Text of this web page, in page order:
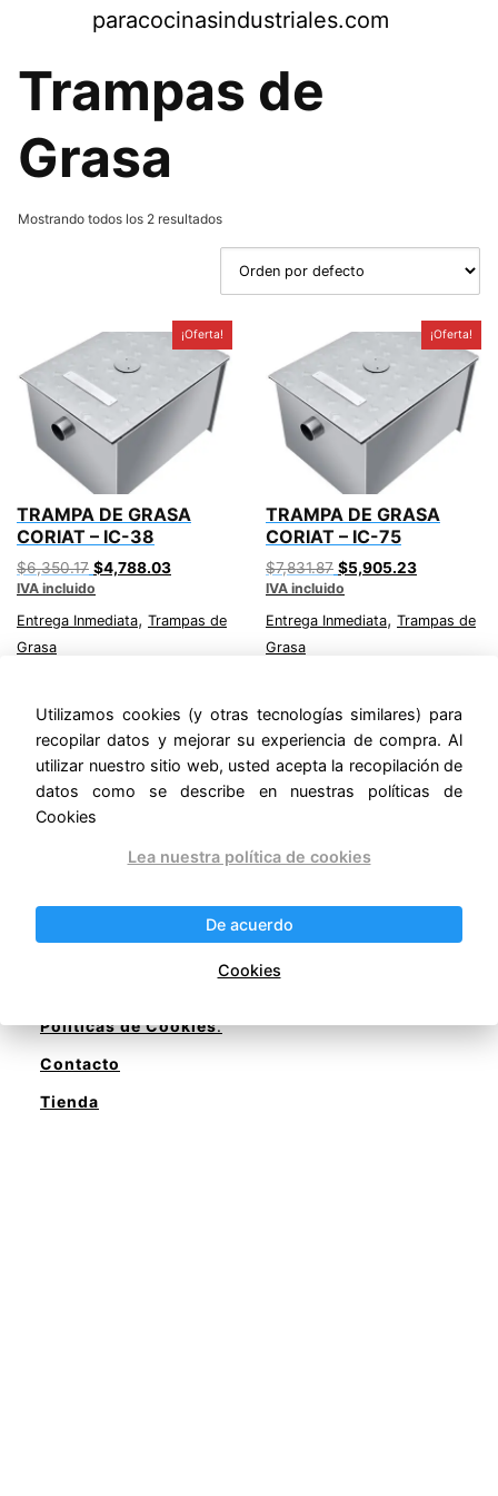
contenido
paracocinasindustriales.com
Trampas de
Grasa
Mostrando todos los 2 resultados
¡Oferta!
TRAMPA DE GRASA
CORIAT – IC-38
$6,350.17 Original
price
was:
$6,350.17.
$4,788.03Current
$4,788.03.
IVA incluido
Entrega Inmediata, Trampas de
Grasa
¡Oferta!
TRAMPA DE GRASA
CORIAT – IC-75
$7,831.87 Original
price
was:
$7,831.87.
$5,905.23Current
$5,905.23.
IVA incluido
Entrega Inmediata, Trampas de
Grasa
Buscar
Políticas de Cookies.
Contacto
Tienda
Utilizamos cookies (y otras tecnologías similares) para
recopilar datos y mejorar su experiencia de compra. Al
utilizar nuestro sitio web, usted acepta la recopilación de
datos como se describe en nuestras políticas de
Cookies
Lea nuestra política de cookies
De acuerdo
Cookies